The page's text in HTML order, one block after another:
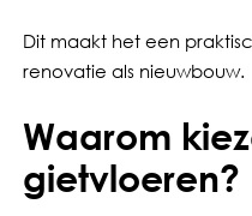
Dit maakt het een
renovatie als nieuwbouw.
Waarom
gietvloeren?